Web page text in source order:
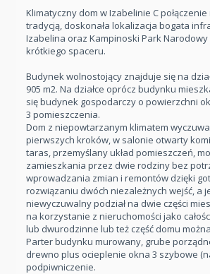
Klimatyczny dom w Izabelinie C
tradycją, doskonała lokalizacja bogata
Izabelina oraz Kampinoski Park
krótkiego spaceru.
Budynek wolnostojący znajduje się na
905 m2. Na działce oprócz budynku
się budynek gospodarczy o powierzchni
3 pomieszczenia.
Dom z niepowtarzanym klimatem
pierwszych kroków, w salonie otwarty
taras, przemyślany układ pomieszczeń,
zamieszkania przez dwie rodziny bez
wprowadzania zmian i remontów dzięki
rozwiązaniu dwóch niezależnych wejść, a
niewyczuwalny podział na dwie części
na korzystanie z nieruchomości jako
lub dwurodzinne lub też część domu
Parter budynku murowany, grube
drewno plus ocieplenie okna 3 szybowe
podpiwniczenie.